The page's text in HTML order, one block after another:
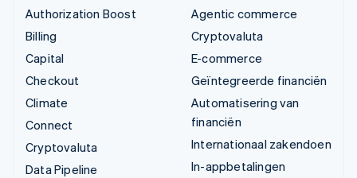
Authorization Boost
Billing
Capital
Checkout
Climate
Connect
Cryptovaluta
Data Pipeline
Agentic commerce
Cryptovaluta
E-commerce
Geïntegreerde financiën
Automatisering van
financiën
Internationaal zakendoen
In-appbetalingen